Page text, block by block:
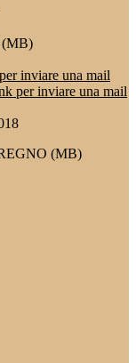
(MB)
inviare una mail
per inviare una mail
(MB)